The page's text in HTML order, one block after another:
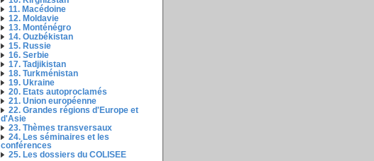
11. Macédoine
12. Moldavie
13. Monténégro
14. Ouzbékistan
15. Russie
16. Serbie
17. Tadjikistan
18. Turkménistan
19. Ukraine
20. Etats autoproclamés
21. Union européenne
22. Grandes régions d'Europe et
d'Asie
23. Thèmes transversaux
24. Les séminaires et les
conférences
25. Les dossiers du COLISEE